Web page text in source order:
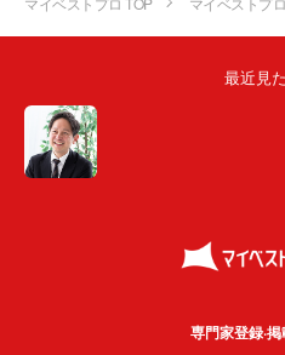
最近見
専門家登録·